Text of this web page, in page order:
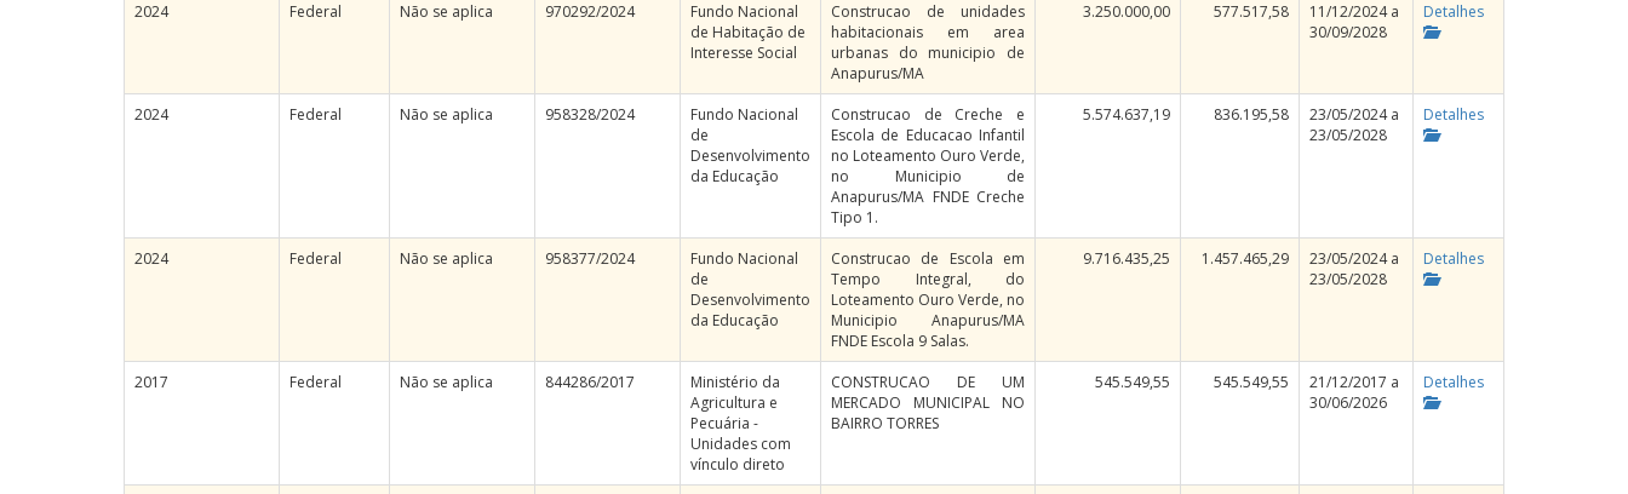
2024 Federal Não se aplica 970292/2024
Fundo Nacional
de Habitação de
Interesse Social
Construcao de unidades
habitacionais em area
urbanas do municipio de
Anapurus/MA
3.250.000,00 577.517,58
11/12/2024 a
30/09/2028
Detalhes
2024 Federal Não se aplica 958328/2024
Fundo Nacional
de
Desenvolvimento
da Educação
Construcao de Creche e
Escola de Educacao Infantil
no Loteamento Ouro Verde,
no Municipio de
Anapurus/MA FNDE Creche
Tipo 1.
5.574.637,19 836.195,58
23/05/2024 a
23/05/2028
Detalhes
2024 Federal Não se aplica 958377/2024
Fundo Nacional
de
Desenvolvimento
da Educação
Construcao de Escola em
Tempo Integral, do
Loteamento Ouro Verde, no
Municipio Anapurus/MA
FNDE Escola 9 Salas.
9.716.435,25 1.457.465,29
23/05/2024 a
23/05/2028
Detalhes
2017 Federal Não se aplica 844286/2017
Ministério da
Agricultura e
Pecuária -
Unidades com
vínculo direto
CONSTRUCAO DE UM
MERCADO MUNICIPAL NO
BAIRRO TORRES
545.549,55 545.549,55
21/12/2017 a
30/06/2026
Detalhes